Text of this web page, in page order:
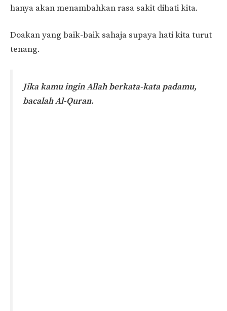
hanya akan menambahkan rasa sakit dihati kita.
Doakan yang baik-baik sahaja supaya hati kita turut
tenang.
Jika kamu ingin Allah berkata-kata padamu,
bacalah Al-Quran.